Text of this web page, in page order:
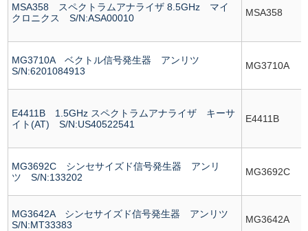
MSA358 スペクトラムアナライザ 8.5GHz マイ
クロニクス S/N:ASA00010
MSA358
MG3710A ベクトル信号発生器 アンリツ
S/N:6201084913
MG3710A
E4411B 1.5GHz スペクトラムアナライザ キーサ
イト(AT) S/N:US40522541
E4411B
MG3692C シンセサイズド信号発生器 アンリ
ツ S/N:133202
MG3692C
MG3642A シンセサイズド信号発生器 アンリツ
S/N:MT33383
MG3642A